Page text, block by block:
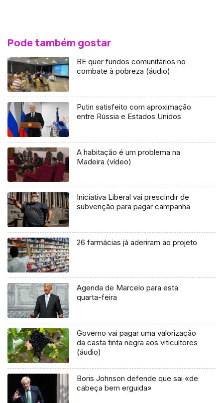
Pode também gostar
BE quer fundos comunitários no
combate à pobreza (áudio)
Putin satisfeito com aproximação
entre Rússia e Estados Unidos
A habitação é um problema na
Madeira (vídeo)
Iniciativa Liberal vai prescindir de
subvenção para pagar campanha
26 farmácias já aderiram ao projeto
Agenda de Marcelo para esta
quarta-feira
Governo vai pagar uma valorização
da casta tinta negra aos viticultores
(áudio)
Boris Johnson defende que sai «de
cabeça bem erguida»